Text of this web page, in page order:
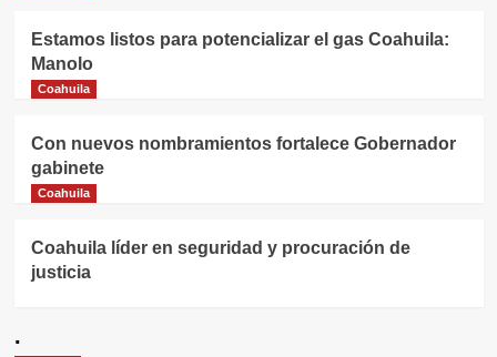
Estamos listos para potencializar el gas Coahuila:
Manolo
Coahuila
Con nuevos nombramientos fortalece Gobernador
gabinete
Coahuila
Coahuila líder en seguridad y procuración de
justicia
.